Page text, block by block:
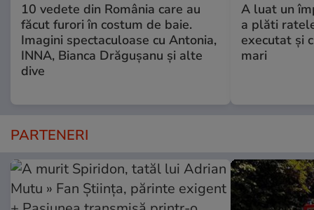
10 vedete din România care au
făcut furori în costum de baie.
Imagini spectaculoase cu Antonia,
INNA, Bianca Drăgușanu și alte
dive
A luat un
a plăti
executat şi
mari
PARTENERI